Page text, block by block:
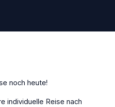
noch heute!
individuelle Reise nach